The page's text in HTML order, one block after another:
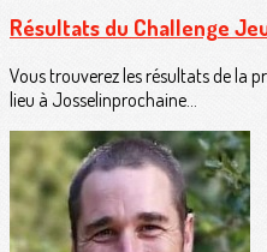
Résultats du Challenge
Vous trouverez les résultats de la
lieu à Josselinprochaine...